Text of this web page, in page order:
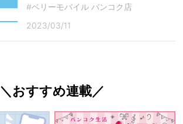
#ベリーモバイル バンコク店
2023/03/11
＼おすすめ連載／